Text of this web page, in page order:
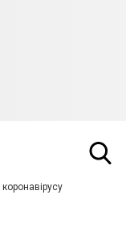
коронавірусу